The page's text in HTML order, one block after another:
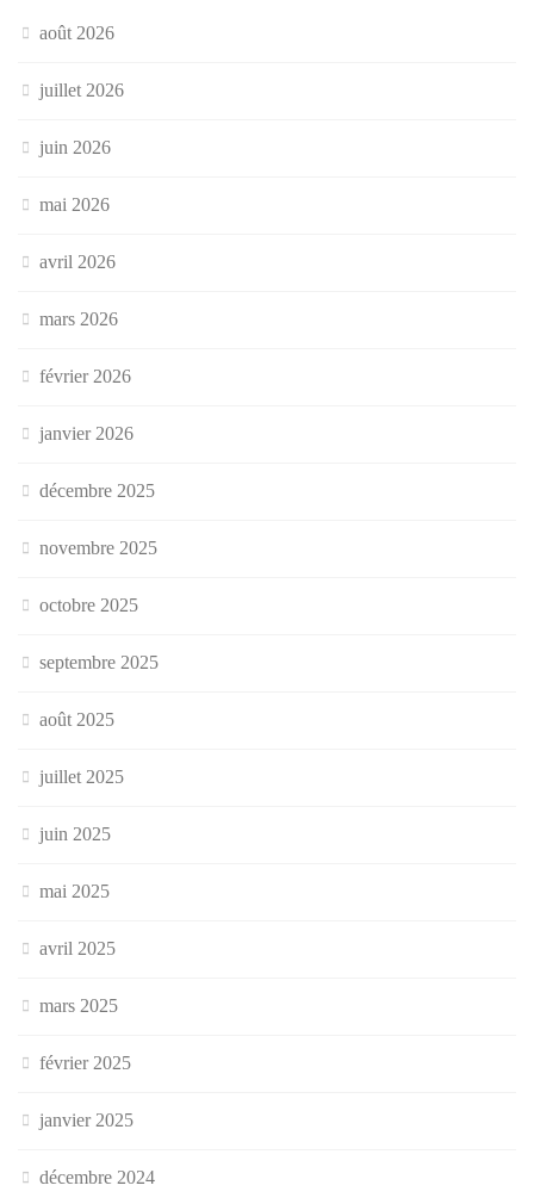
août 2026
juillet 2026
juin 2026
mai 2026
avril 2026
mars 2026
février 2026
janvier 2026
décembre 2025
novembre 2025
octobre 2025
septembre 2025
août 2025
juillet 2025
juin 2025
mai 2025
avril 2025
mars 2025
février 2025
janvier 2025
décembre 2024